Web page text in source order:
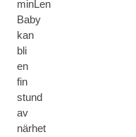
minLen
Baby
kan
bli
en
fin
stund
av
närhet